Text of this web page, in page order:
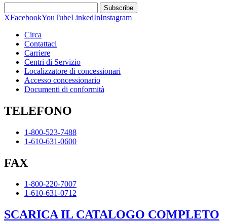
Subscribe
XFacebookYouTubeLinkedInInstagram
Circa
Contattaci
Carriere
Centri di Servizio
Localizzatore di concessionari
Accesso concessionario
Documenti di conformità
TELEFONO
1-800-523-7488
1-610-631-0600
FAX
1-800-220-7007
1-610-631-0712
SCARICA IL CATALOGO COMPLETO